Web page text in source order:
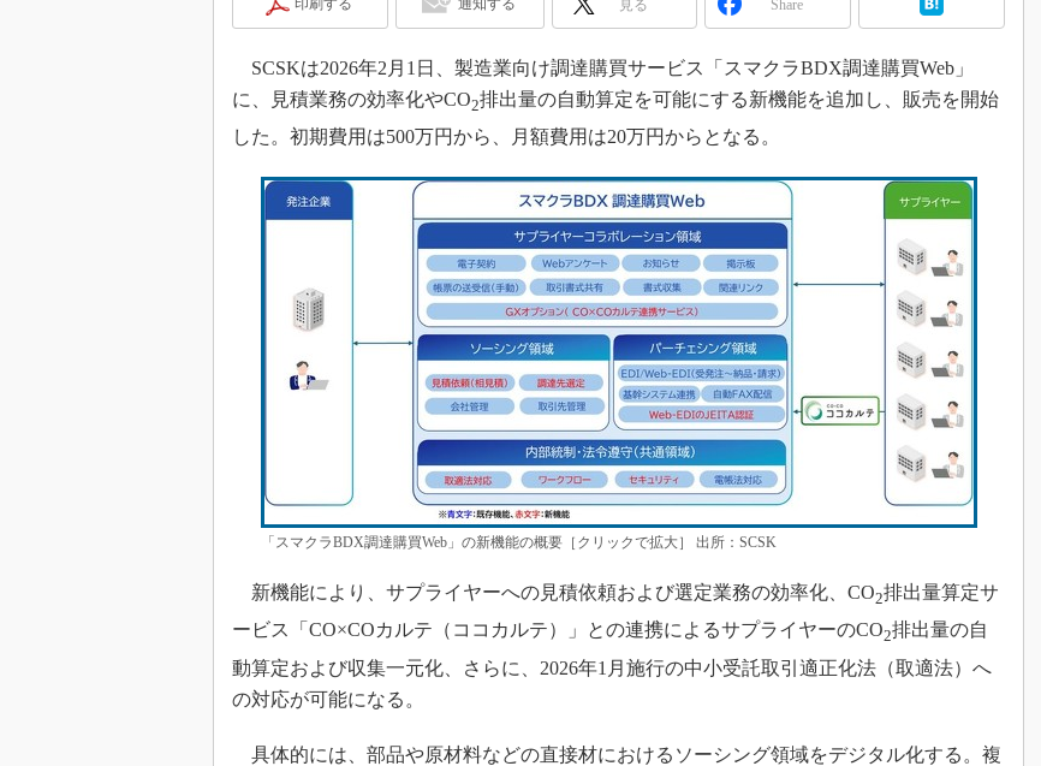
産業オープンネット展
3Dプリンタ
S＆OP
製造業ビッグデータ
メイドインジャパン
植物工場
知財マネジメント
海外生産
グローバル設計・開発
制御セキュリティ
新型コロナへの対応
印刷する 通知する 見る Share
SCSKは2026年2月1日、製造業向け調達購買サービス「スマクラBDX調達購買Web」
に、見積業務の効率化やCO2排出量の自動算定を可能にする新機能を追加し、販売を開始
した。初期費用は500万円から、月額費用は20万円からとなる。
「スマクラBDX調達購買Web」の新機能の概要［クリックで拡大］ 出所：SCSK
新機能により、サプライヤーへの見積依頼および選定業務の効率化、CO2排出量算定サ
ービス「CO×COカルテ（ココカルテ）」との連携によるサプライヤーのCO2排出量の自
動算定および収集一元化、さらに、2026年1月施行の中小受託取引適正化法（取適法）へ
の対応が可能になる。
具体的には、部品や原材料などの直接材におけるソーシング領域をデジタル化する。複